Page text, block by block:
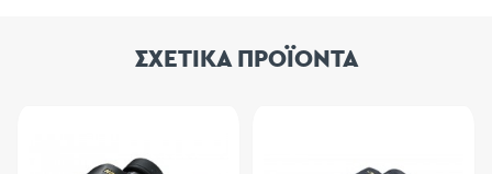
ΣΧΕΤΙΚΑ ΠΡΟΪΟΝΤΑ